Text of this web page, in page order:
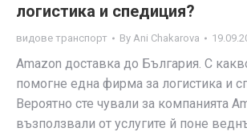
логистика и спедиция?
видове транспорт By Ani Chakarova
Аmazon доставка до България. С
помогне една фирма за логистика и
Вероятно сте чували за компанията
възползвали от услугите й поне